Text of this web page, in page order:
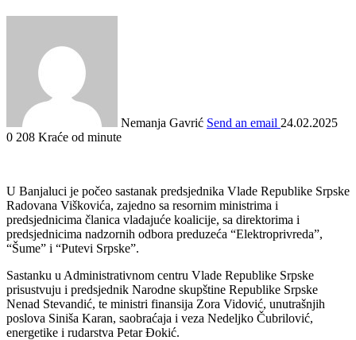
Nemanja Gavrić Send an email 24.02.2025
0 208 Kraće od minute
U Banjaluci je počeo sastanak predsjednika Vlade Republike Srpske
Radovana Viškovića, zajedno sa resornim ministrima i
predsjednicima članica vladajuće koalicije, sa direktorima i
predsjednicima nadzornih odbora preduzeća “Elektroprivreda”,
“Šume” i “Putevi Srpske”.
Sastanku u Administrativnom centru Vlade Republike Srpske
prisustvuju i predsjednik Narodne skupštine Republike Srpske
Nenad Stevandić, te ministri finansija Zora Vidović, unutrašnjih
poslova Siniša Karan, saobraćaja i veza Nedeljko Čubrilović,
energetike i rudarstva Petar Đokić.